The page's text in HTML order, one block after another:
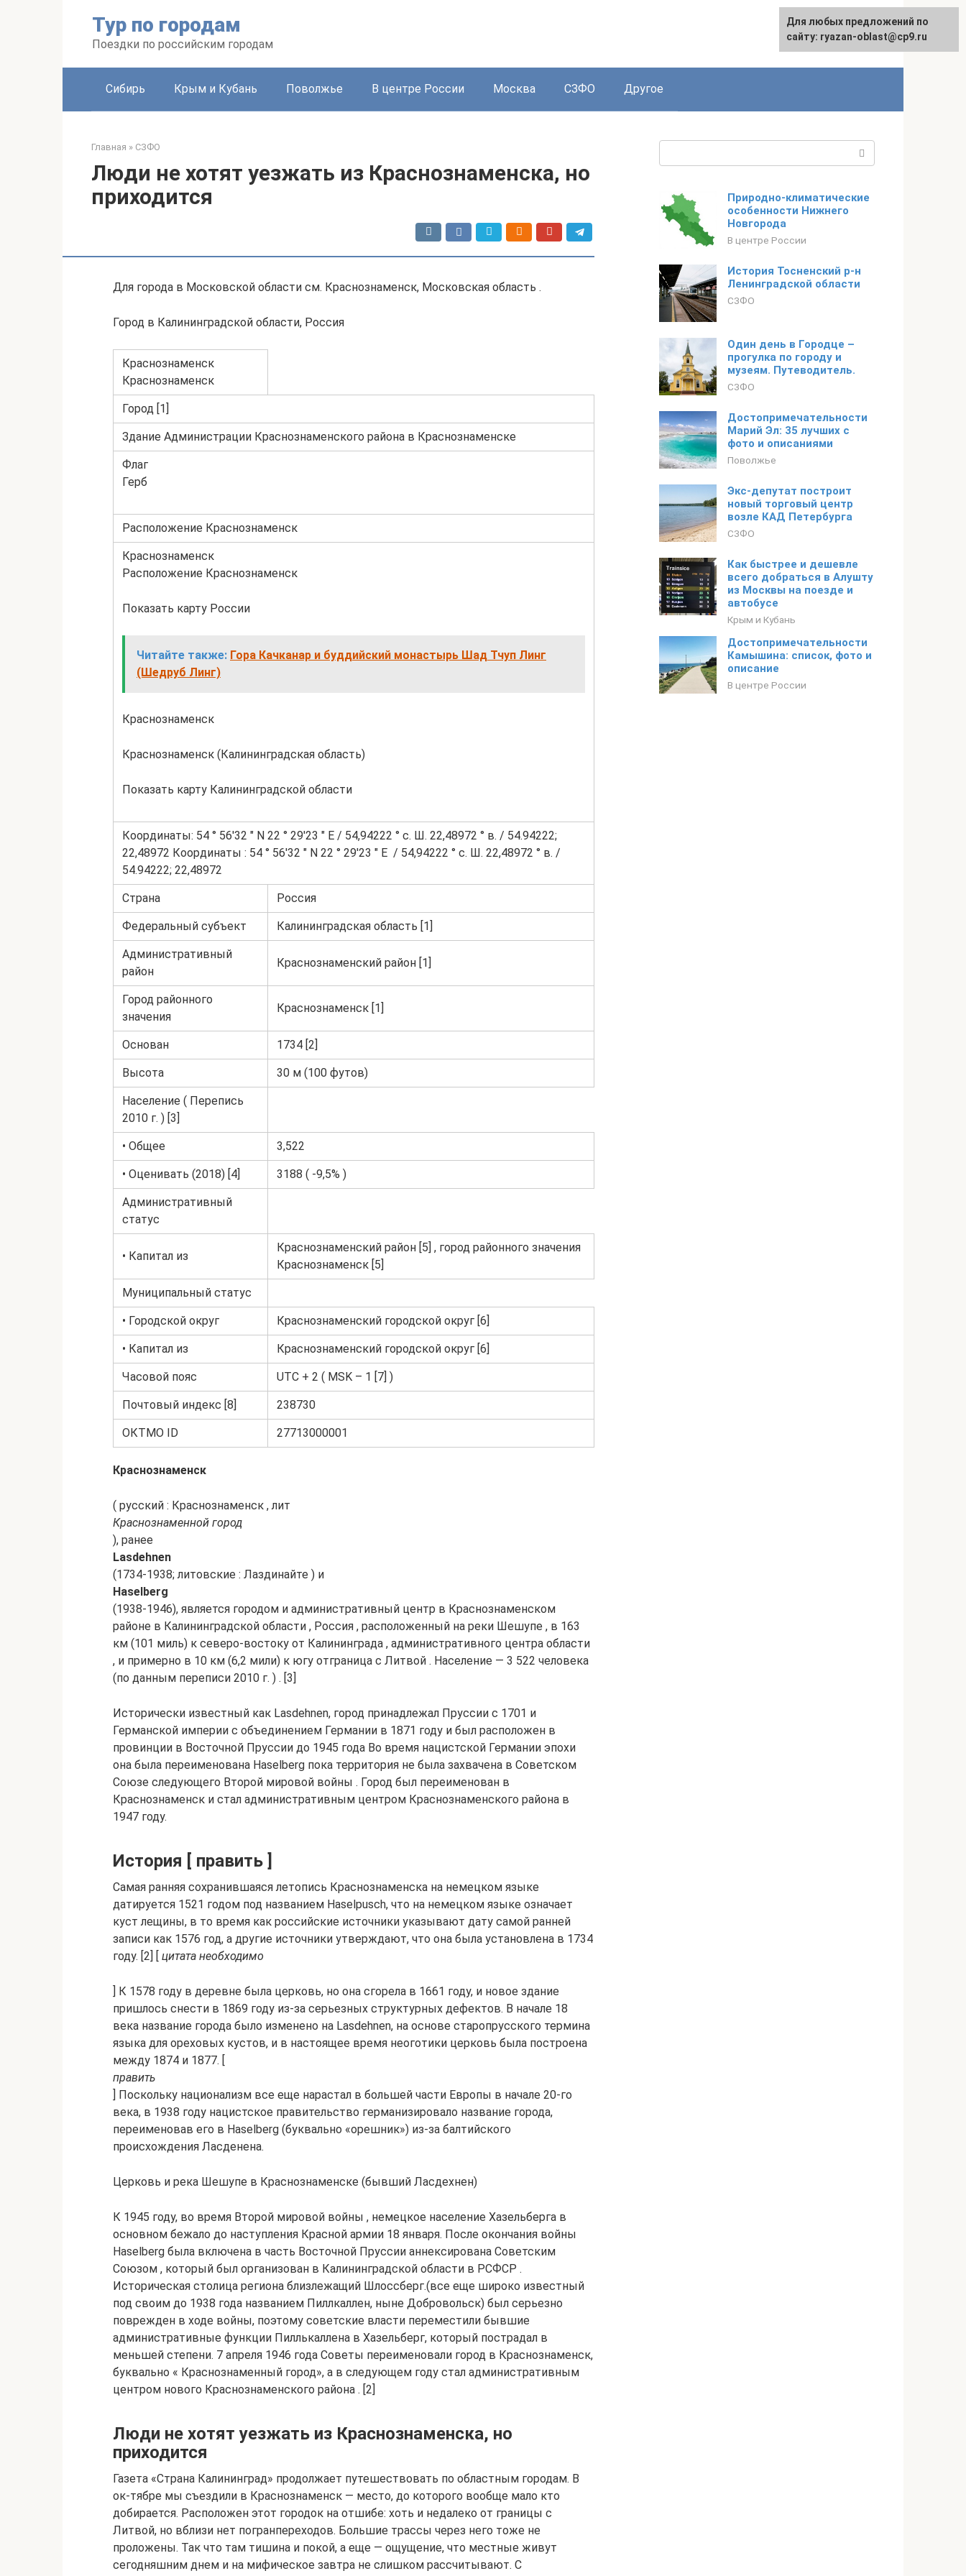
Тур по городам
Поездки по российским городам
Сибирь Крым и Кубань Поволжье В центре России Москва СЗФО Другое
Главная » СЗФО
Люди не хотят уезжать из Краснознаменска, но
приходится
Для города в Московской области см. Краснознаменск, Московская область .
Город в Калининградской области, Россия
Краснознаменск
Краснознаменск
Город [1]
Здание Администрации Краснознаменского района в Краснознаменске
Флаг
Герб
Расположение Краснознаменск
Краснознаменск
Расположение Краснознаменск
Показать карту России
Читайте также: Гора Качканар и буддийский монастырь Шад Тчуп Линг
(Шедруб Линг)
Краснознаменск
Краснознаменск (Калининградская область)
Показать карту Калининградской области
Координаты: 54 ° 56′32 ″ N 22 ° 29′23 ″ E / 54,94222 ° с. Ш. 22,48972 ° в. / 54.94222;
22,48972 Координаты : 54 ° 56′32 ″ N 22 ° 29′23 ″ E / 54,94222 ° с. Ш. 22,48972 ° в. /
54.94222; 22,48972
Страна Россия
Федеральный субъект Калининградская область [1]
Административный
район
Краснознаменский район [1]
Город районного
значения
Краснознаменск [1]
Основан 1734 [2]
Высота 30 м (100 футов)
Население ( Перепись
2010 г. ) [3]
• Общее 3,522
• Оценивать (2018) [4] 3188 ( -9,5% )
Административный
статус
• Капитал из
Краснознаменский район [5] , город районного значения
Краснознаменск [5]
Муниципальный статус
• Городской округ Краснознаменский городской округ [6]
• Капитал из Краснознаменский городской округ [6]
Часовой пояс UTC + 2 ( MSK – 1 [7] )
Почтовый индекс [8] 238730
ОКТМО ID 27713000001
Краснознаменск
( русский : Краснознаменск , лит
Краснознаменной город
), ранее
Lasdehnen
(1734-1938; литовские : Лаздинайте ) и
Haselberg
(1938-1946), является городом и административный центр в Краснознаменском
районе в Калининградской области , Россия , расположенный на реки Шешупе , в 163
км (101 миль) к северо-востоку от Калининграда , административного центра области
, и примерно в 10 км (6,2 мили) к югу отграница с Литвой . Население — 3 522 человека
(по данным переписи 2010 г. ) . [3]
Исторически известный как Lasdehnen, город принадлежал Пруссии с 1701 и
Германской империи с объединением Германии в 1871 году и был расположен в
провинции в Восточной Пруссии до 1945 года Во время нацистской Германии эпохи
она была переименована Haselberg пока территория не была захвачена в Советском
Союзе следующего Второй мировой войны . Город был переименован в
Краснознаменск и стал административным центром Краснознаменского района в
1947 году.
История [ править ]
Самая ранняя сохранившаяся летопись Краснознаменска на немецком языке
датируется 1521 годом под названием Haselpusch, что на немецком языке означает
куст лещины, в то время как российские источники указывают дату самой ранней
записи как 1576 год, а другие источники утверждают, что она была установлена ​​в 1734
году. [2] [ цитата необходимо
] К 1578 году в деревне была церковь, но она сгорела в 1661 году, и новое здание
пришлось снести в 1869 году из-за серьезных структурных дефектов. В начале 18
века название города было изменено на Lasdehnen, на основе старопрусского термина
языка для ореховых кустов, и в настоящее время неоготики церковь была построена
между 1874 и 1877. [
править
] Поскольку национализм все еще нарастал в большей части Европы в начале 20-го
века, в 1938 году нацистское правительство германизировало название города,
переименовав его в Haselberg (буквально «орешник») из-за балтийского
происхождения Ласденена.
Церковь и река Шешупе в Краснознаменске (бывший Ласдехнен)
К 1945 году, во время Второй мировой войны , немецкое население Хазельберга в
основном бежало до наступления Красной армии 18 января. После окончания войны
Haselberg была включена в часть Восточной Пруссии аннексирована Советским
Союзом , который был организован в Калининградской области в РСФСР .
Историческая столица региона близлежащий Шлоссберг.(все еще широко известный
под своим до 1938 года названием Пиллкаллен, ныне Добровольск) был серьезно
поврежден в ходе войны, поэтому советские власти переместили бывшие
административные функции Пиллькаллена в Хазельберг, который пострадал в
меньшей степени. 7 апреля 1946 года Советы переименовали город в Краснознаменск,
буквально « Краснознаменный город», а в следующем году стал административным
центром нового Краснознаменского района . [2]
Люди не хотят уезжать из Краснознаменска, но
приходится
Газета «Страна Калининград» продолжает путешествовать по областным городам. В
ок-тябре мы съездили в Краснознаменск — место, до которого вообще мало кто
добирается. Расположен этот городок на отшибе: хоть и недалеко от границы с
Литвой, но вблизи нет погранпереходов. Большие трассы через него тоже не
проложены. Так что там тишина и покой, а еще — ощущение, что местные живут
сегодняшним днем и на мифическое завтра не слишком рассчитывают. С
Природно-климатические
особенности Нижнего
Новгорода
В центре России
История Тосненский р-н
Ленинградской области
СЗФО
Один день в Городце –
прогулка по городу и
музеям. Путеводитель.
СЗФО
Достопримечательности
Марий Эл: 35 лучших с
фото и описаниями
Поволжье
Экс-депутат построит
новый торговый центр
возле КАД Петербурга
СЗФО
Как быстрее и дешевле
всего добраться в Алушту
из Москвы на поезде и
автобусе
Крым и Кубань
Достопримечательности
Камышина: список, фото и
описание
В центре России
Для любых предложений по
сайту: ryazan-oblast@cp9.ru